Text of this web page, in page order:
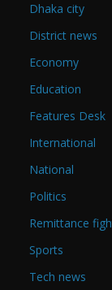
Dhaka city
District news
Economy
Education
Features Desk
International
National
Politics
Remittance
Sports
Tech news